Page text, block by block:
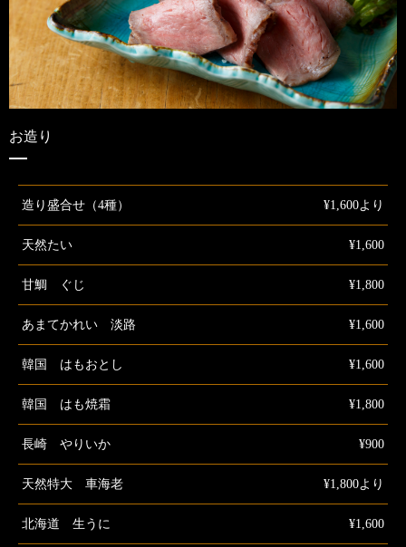
お造り
造り盛合せ（4種） ¥1,600より
天然たい ¥1,600
甘鯛 ぐじ ¥1,800
あまてかれい 淡路 ¥1,600
韓国 はもおとし ¥1,600
韓国 はも焼霜 ¥1,800
長崎 やりいか ¥900
天然特大 車海老 ¥1,800より
北海道 生うに ¥1,600